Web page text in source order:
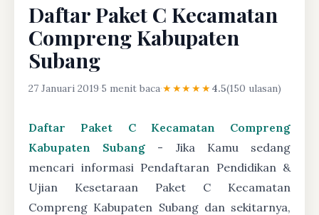
Daftar Paket C Kecamatan
Compreng Kabupaten
Subang
27 Januari 2019·5 menit baca·★★★★★4.5(150 ulasan)
Daftar Paket C Kecamatan Compreng
Kabupaten Subang - Jika Kamu sedang
mencari informasi Pendaftaran Pendidikan &
Ujian Kesetaraan Paket C Kecamatan
Compreng Kabupaten Subang dan sekitarnya,